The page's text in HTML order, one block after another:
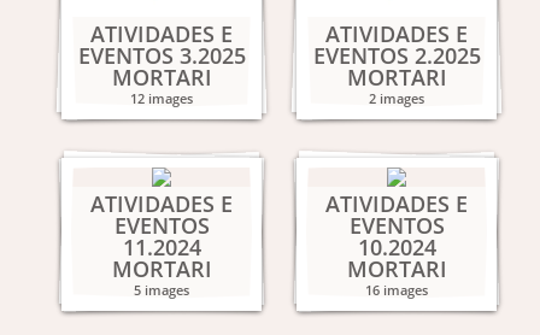
ATIVIDADES E
EVENTOS 3.2025
MORTARI
12 images
ATIVIDADES E
EVENTOS 2.2025
MORTARI
2 images
ATIVIDADES E
EVENTOS
11.2024
MORTARI
5 images
ATIVIDADES E
EVENTOS
10.2024
MORTARI
16 images